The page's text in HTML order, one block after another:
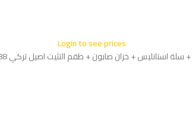
Login to see prices